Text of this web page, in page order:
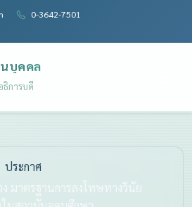
0-3642-7501
บุคคล
ธิการบดี
ประกาศ
ง มาตรฐานการลงโทษทางวินัย